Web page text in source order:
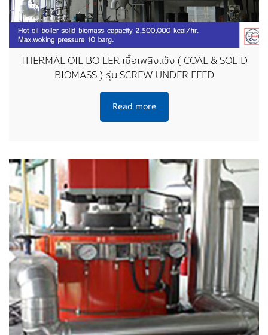
THERMAL OIL BOILER เชื้อเพลิงแข็ง ( COAL & SOLID
BIOMASS ) รุ่น SCREW UNDER FEED
Read more